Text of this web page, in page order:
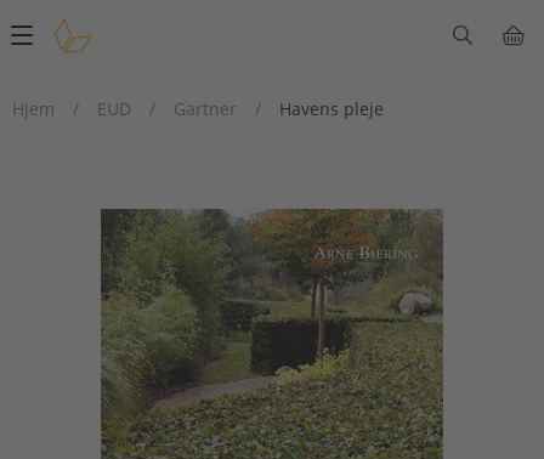
Main
Hjem
/ EUD / Gartner / Havens pleje